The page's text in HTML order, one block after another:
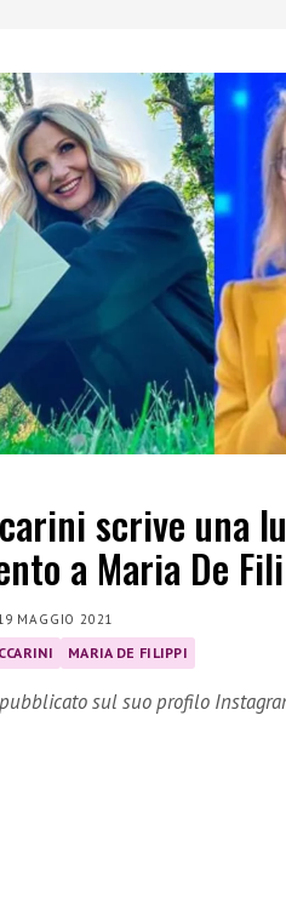
scrive una
a Maria De
MAGGIO 2021
MARIA DE FILIPPI
sul suo profilo